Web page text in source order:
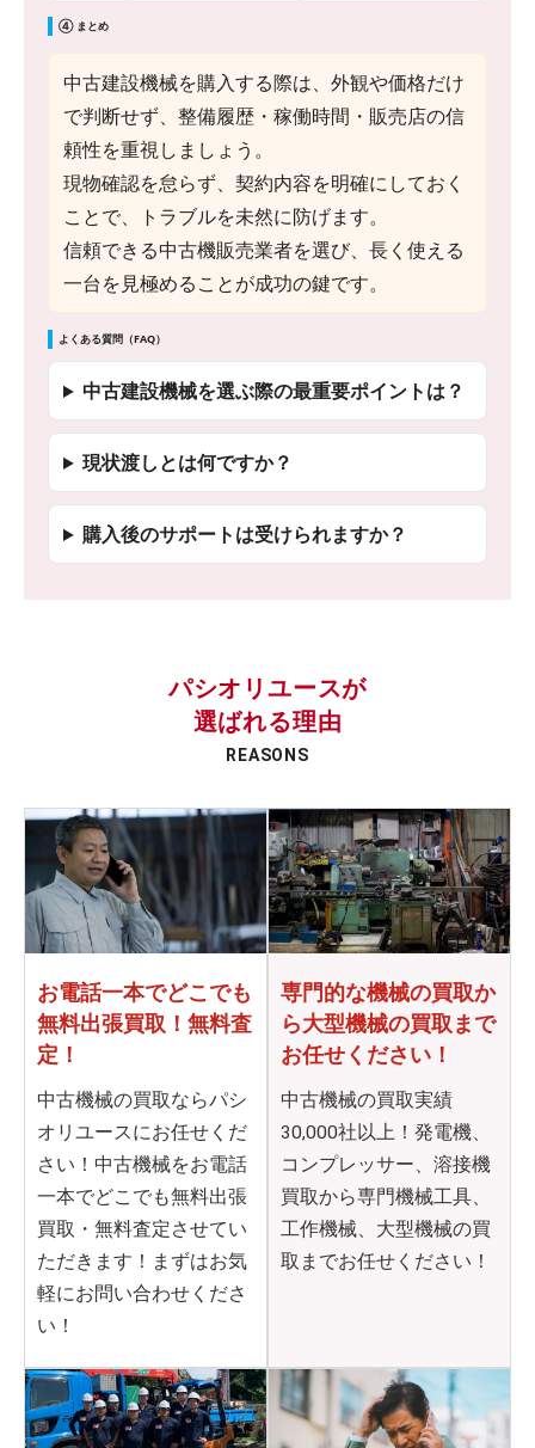
④ まとめ
中古建設機械を購入する際は、外観や価格だけ
で判断せず、整備履歴・稼働時間・販売店の信
頼性を重視しましょう。
現物確認を怠らず、契約内容を明確にしておく
ことで、トラブルを未然に防げます。
信頼できる中古機販売業者を選び、長く使える
一台を見極めることが成功の鍵です。
よくある質問（FAQ）
中古建設機械を選ぶ際の最重要ポイントは？
現状渡しとは何ですか？
購入後のサポートは受けられますか？
パシオリユースが
選ばれる理由
REASONS
お電話一本でどこでも
無料出張買取！無料査
定！
中古機械の買取ならパシ
オリユースにお任せくだ
さい！中古機械をお電話
一本でどこでも無料出張
買取・無料査定させてい
ただきます！まずはお気
軽にお問い合わせくださ
い！
専門的な機械の買取か
ら大型機械の買取まで
お任せください！
中古機械の買取実績
30,000社以上！発電機、
コンプレッサー、溶接機
買取から専門機械工具、
工作機械、大型機械の買
取までお任せください！